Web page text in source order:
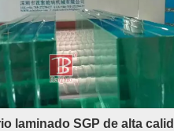
laminado SGP de alta